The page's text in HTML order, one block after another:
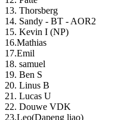
13. Thorsberg
14. Sandy - BT - AOR2
15. Kevin I (NP)
16.Mathias
17.Emil
18. samuel
19. Ben S
20. Linus B
21. Lucas U
22. Douwe VDK
23.Leo(Dapeng liao)